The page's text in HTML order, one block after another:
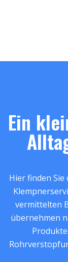
Ein
Hier finden Sie
vermittelten
übernehmen